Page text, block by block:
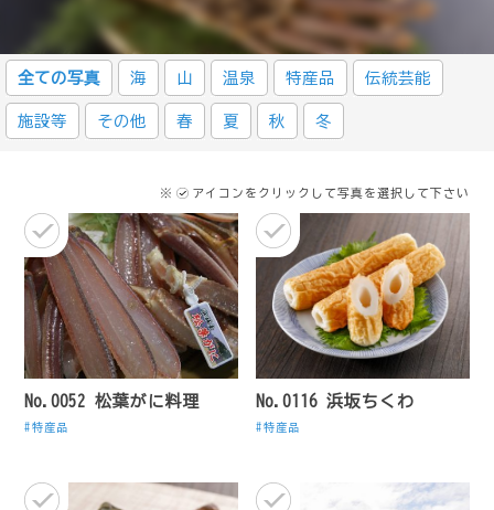
全ての写真 海 山 温泉 特産品 伝統芸能
施設等 その他 春 夏 秋 冬
※ アイコンをクリックして写真を選択して下さい
No.0052 松葉がに料理
特産品
No.0116 浜坂ちくわ
特産品